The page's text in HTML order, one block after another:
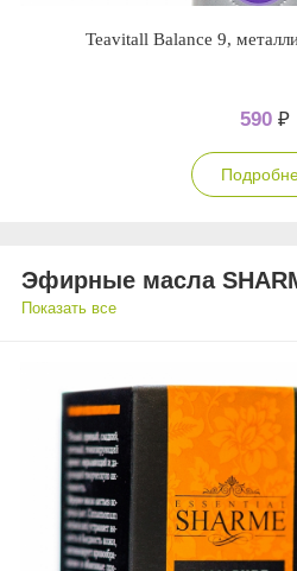
Teavitall Balance 9,
590 ₽
Эфирные масла
Показать все